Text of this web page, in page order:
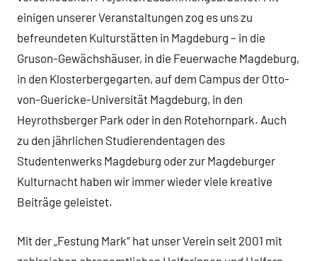
einigen unserer Veranstaltungen zog es uns zu
befreundeten Kulturstätten in Magdeburg – in die
Gruson-Gewächshäuser, in die Feuerwache Magdeburg,
in den Klosterbergegarten, auf dem Campus der Otto-
von-Guericke-Universität Magdeburg, in den
Heyrothsberger Park oder in den Rotehornpark. Auch
zu den jährlichen Studierendentagen des
Studentenwerks Magdeburg oder zur Magdeburger
Kulturnacht haben wir immer wieder viele kreative
Beiträge geleistet.
Mit der „Festung Mark“ hat unser Verein seit 2001 mit